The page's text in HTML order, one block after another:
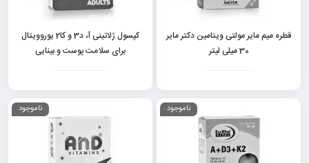
قطره میم مایر مولتی ویتامین دکتر مایر
30 میلی لیتر
کپسول ژلاتینی آ، د3 و کا2 یوروویتال
برای سلامت پوست و بینایی
ناموجود ناموجود